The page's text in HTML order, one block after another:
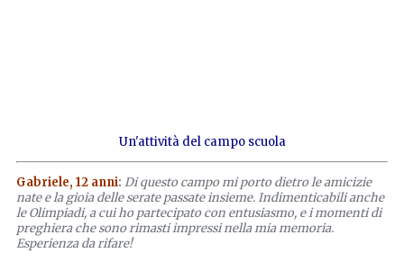
Un'attività del campo scuola
Gabriele, 12 anni: Di questo campo mi porto dietro le amicizie
nate e la gioia delle serate passate insieme. Indimenticabili anche
le Olimpiadi, a cui ho partecipato con entusiasmo, e i momenti di
preghiera che sono rimasti impressi nella mia memoria.
Esperienza da rifare!